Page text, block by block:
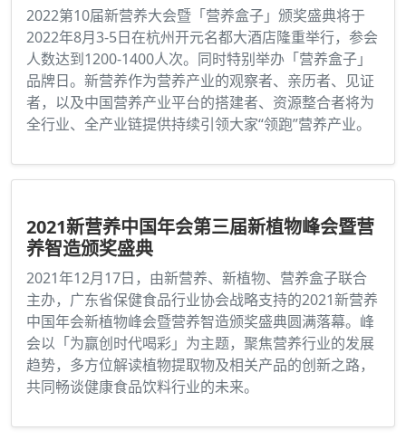
2022第10届新营养大会暨「营养盒子」颁奖盛典将于
2022年8月3-5日在杭州开元名都大酒店隆重举行，参会
人数达到1200-1400人次。同时特别举办「营养盒子」
品牌日。新营养作为营养产业的观察者、亲历者、见证
者，以及中国营养产业平台的搭建者、资源整合者将为
全行业、全产业链提供持续引领大家“领跑”营养产业。
2021新营养中国年会第三届新植物峰会暨营
养智造颁奖盛典
2021年12月17日，由新营养、新植物、营养盒子联合
主办，广东省保健食品行业协会战略支持的2021新营养
中国年会新植物峰会暨营养智造颁奖盛典圆满落幕。峰
会以「为赢创时代喝彩」为主题，聚焦营养行业的发展
趋势，多方位解读植物提取物及相关产品的创新之路，
共同畅谈健康食品饮料行业的未来。